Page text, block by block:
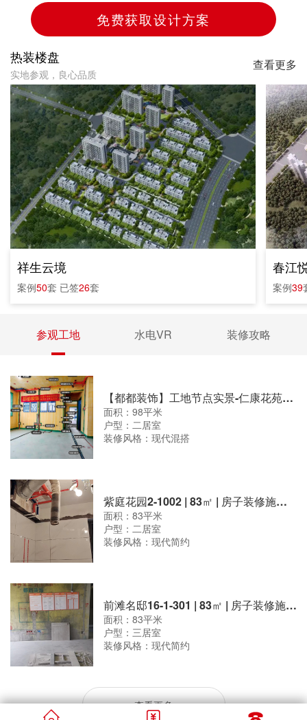
免费获取设计方案
热装楼盘
实地参观，良心品质
查看更多
祥生云境
案例50套 已签26套
春江
案例39
参观工地 水电VR 装修攻略
【都都装饰】工地节点实景-仁康花苑水电
面积：98平米
户型：二居室
装修风格：现代混搭
紫庭花园2-1002 | 83㎡ | 房子装修施工现场
面积：83平米
户型：二居室
装修风格：现代简约
前滩名邸16-1-301 | 83㎡ | 房子装修施工现场
面积：83平米
户型：三居室
装修风格：现代简约
查看更多